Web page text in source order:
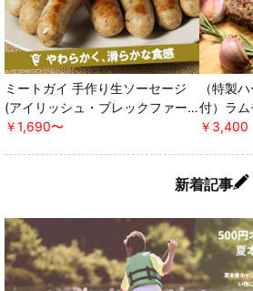
ミートガイ 手作り生ソーセージ
(アイリッシュ・ブレックファー
スト) ＊軽減税率対象 [ミートガ
￥1,690〜
（特製
付）ラ
ランド
￥3,400
新着記事